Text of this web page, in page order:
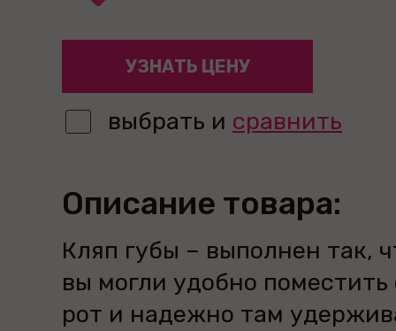
УЗНАТЬ ЦЕНУ
выбрать и сравнить
Описание товара:
Кляп губы – выполнен так,
вы могли удобно поместить
рот и надежно там